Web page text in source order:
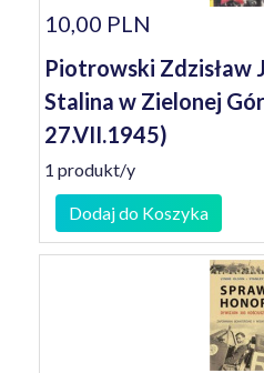
10,00 PLN
Piotrowski Zdzisław
Stalina w Zielonej
27.VII.1945)
1 produkt/y
Dodaj do Koszyka